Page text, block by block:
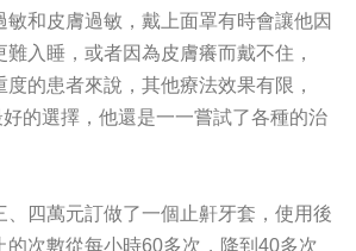
敏和皮膚過敏，戴上面罩有時會讓他因
難入睡，或者因為皮膚癢而戴不住，
度的患者來說，其他療法效果有限，
的選擇，他還是一一嘗試了各種的治
、四萬元訂做了一個止鼾牙套，使用後
的次數從每小時60多次，降到40多次